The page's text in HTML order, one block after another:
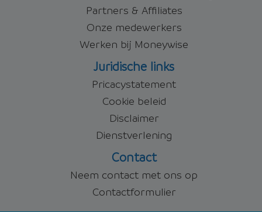
Partners & Affiliates
Onze medewerkers
Werken bij Moneywise
Juridische links
Pricacystatement
Cookie beleid
Disclaimer
Dienstverlening
Contact
Neem contact met ons op
Contactformulier